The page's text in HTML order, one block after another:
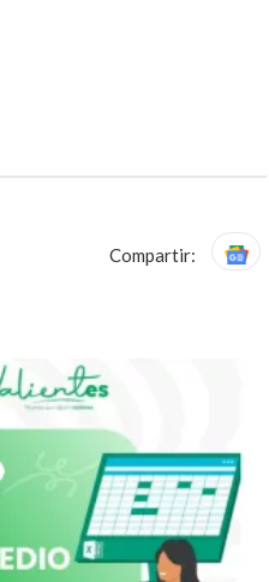
Compartir: